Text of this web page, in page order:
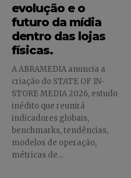
evolução e o
futuro da mídia
dentro das lojas
físicas.
A ABRAMEDIA anuncia a
criação do STATE OF IN-
STORE MEDIA 2026, estudo
inédito que reunirá
indicadores globais,
benchmarks, tendências,
modelos de operação,
métricas de...